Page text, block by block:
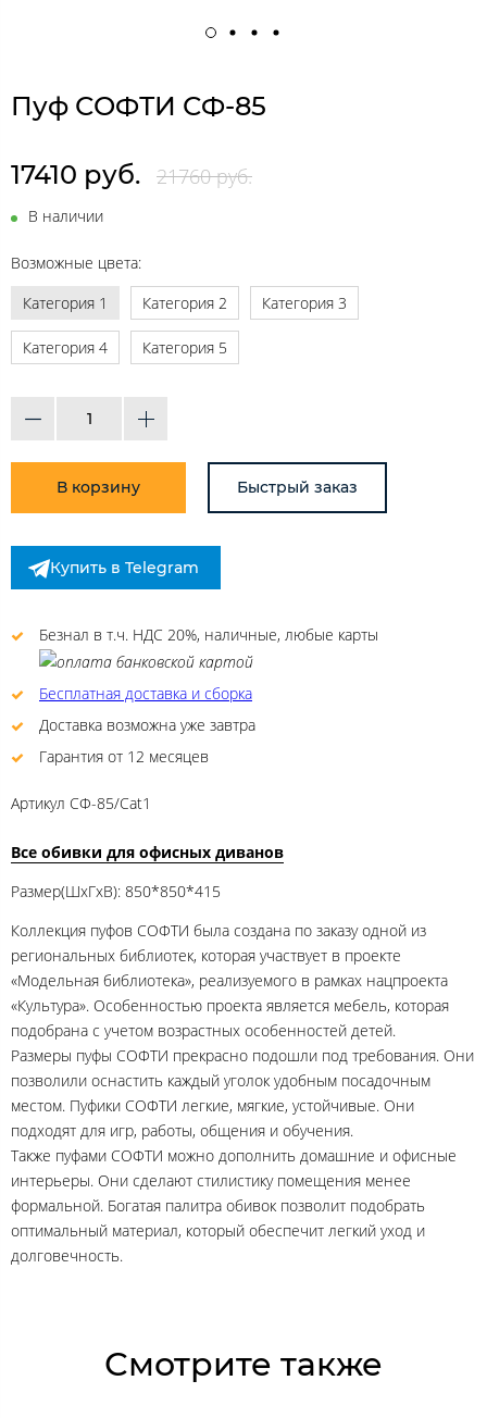
Пуф СОФТИ СФ-85
17410 руб. 21760 руб.
В наличии
Возможные цвета:
Категория 1
Категория 2 Категория 3
Категория 4 Категория 5
В корзину Быстрый заказ
Купить в Telegram
Безнал в т.ч. НДС 20%, наличные, любые карты
Бесплатная доставка и сборка
Доставка возможна уже завтра
Гарантия от 12 месяцев
Артикул СФ-85/Cat1
Все обивки для офисных диванов
Размер(ШхГхВ): 850*850*415
Коллекция пуфов СОФТИ была создана по заказу одной из
региональных библиотек, которая участвует в проекте
«Модельная библиотека», реализуемого в рамках нацпроекта
«Культура». Особенностью проекта является мебель, которая
подобрана с учетом возрастных особенностей детей.
Размеры пуфы СОФТИ прекрасно подошли под требования. Они
позволили оснастить каждый уголок удобным посадочным
местом. Пуфики СОФТИ легкие, мягкие, устойчивые. Они
подходят для игр, работы, общения и обучения.
Также пуфами СОФТИ можно дополнить домашние и офисные
интерьеры. Они сделают стилистику помещения менее
формальной. Богатая палитра обивок позволит подобрать
оптимальный материал, который обеспечит легкий уход и
долговечность.
Смотрите также